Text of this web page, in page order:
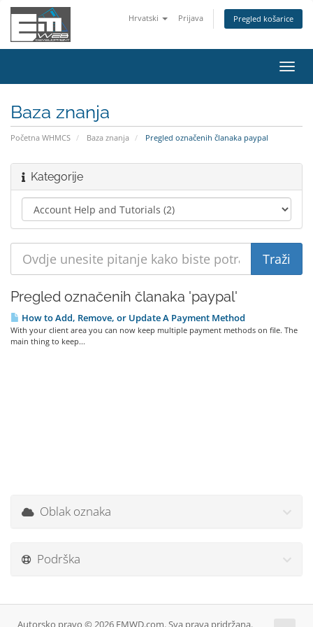
Hrvatski Prijava Pregled košarice
Baza znanja
Početna WHMCS Baza znanja Pregled označenih članaka paypal
Kategorije
Pregled označenih članaka 'paypal'
How to Add, Remove, or Update A Payment Method
With your client area you can now keep multiple payment methods on file. The
main thing to keep...
Oblak oznaka
Podrška
Autorsko pravo © 2026 EMWD.com. Sva prava pridržana.